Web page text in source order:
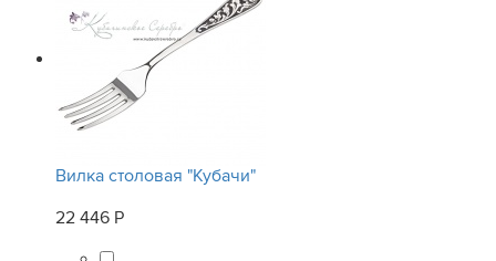
Вилка столовая "Кубачи"
22 446 Р